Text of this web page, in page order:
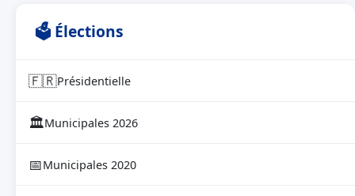
🗳 Élections
🇫🇷Présidentielle
🏛Municipales 2026
📅Municipales 2020